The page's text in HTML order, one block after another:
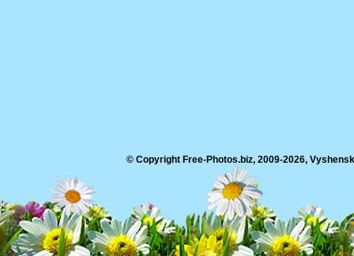
© Copyright Free-Photos.biz, 2009-2026,